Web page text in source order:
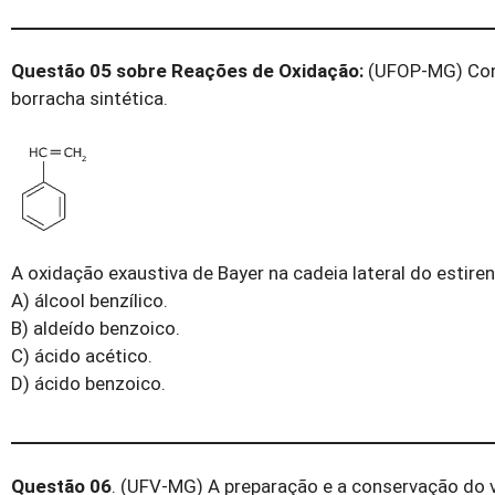
Questão 05 sobre Reações de Oxidação: (UFOP-MG)
borracha sintética.
A oxidação exaustiva de Bayer na cadeia lateral do
A) álcool benzílico.
B) aldeído benzoico.
C) ácido acético.
D) ácido benzoico.
Questão 06. (UFV-MG) A preparação e a conservação